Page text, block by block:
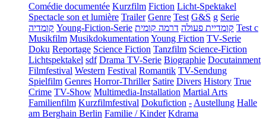
Comédie documentée Kurzfilm Fiction Licht-Spektakel
Spectacle son et lumière Trailer Genre Test G&S g Serie
קומדיה Young-Fiction-Serie קומדיית פעולה דרמה קומית
Test c
Musikfilm Musikdokumentation Young Fiction TV-Serie
Doku Reportage Science Fiction Tanzfilm Science-Fiction
Lichtspektakel sdf Drama TV-Serie Biographie Docutainment
Filmfestival Western Festival Romantik TV-Sendung
Spielfilm Genres Horror-Thriller Satire Divers History True
Crime TV-Show Multimedia-Installation Martial Arts
Familienfilm Kurzfilmfestival Dokufiction - Austellung Halle
am Berghain Berlin Familie / Kinder Kdrama